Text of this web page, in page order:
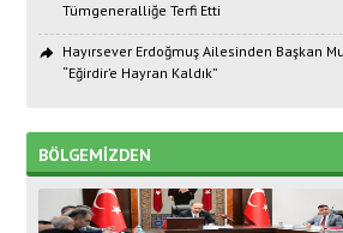
Tümgeneralliğe Terfi Etti
Hayırsever Erdoğmuş Ailesinden Başkan
“Eğirdir’e Hayran Kaldık”
BÖLGEMİZDEN